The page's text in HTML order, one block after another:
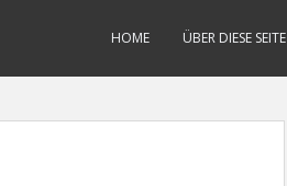
HOME ÜBER DIESE SEITE